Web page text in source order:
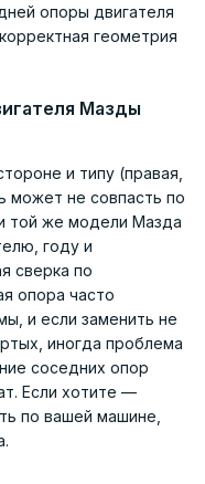
опоры двигателя
геометрия
Мазды
и типу (правая,
может не совпасть по
той же модели Мазда
году и
сверка по
опора часто
и если заменить не
иногда проблема
соседних опор
Если хотите —
по вашей машине,